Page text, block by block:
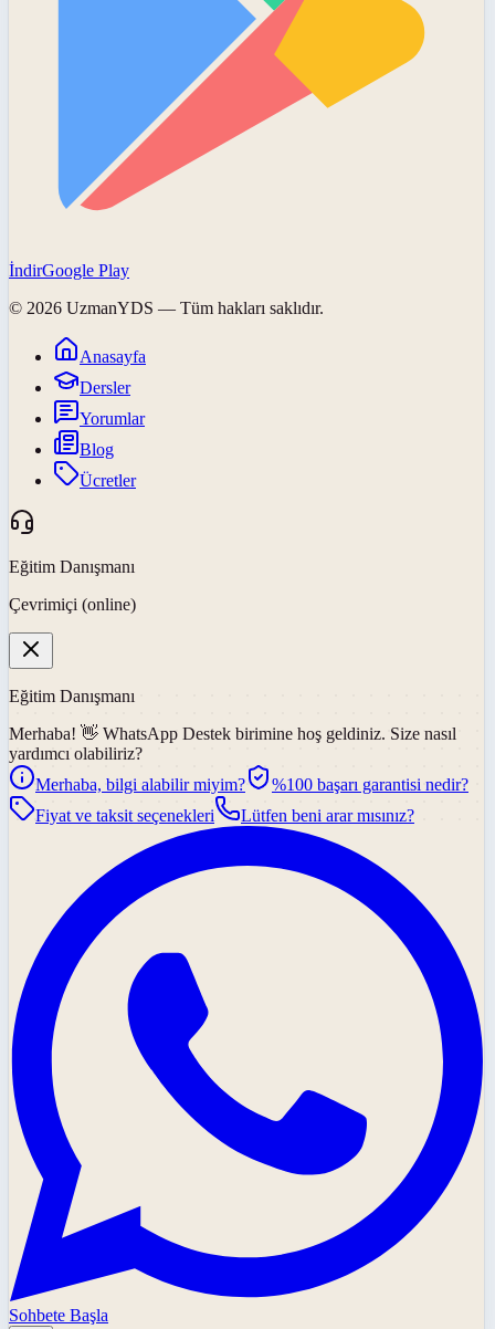
İndirGoogle Play
© 2026 UzmanYDS — Tüm hakları saklıdır.
Anasayfa
Dersler
Yorumlar
Blog
Ücretler
Eğitim Danışmanı
Çevrimiçi (online)
Eğitim Danışmanı
Merhaba! 👋 WhatsApp Destek birimine hoş geldiniz. Size nasıl
yardımcı olabiliriz?
Merhaba, bilgi alabilir miyim?
%100 başarı garantisi nedir?
Fiyat ve taksit seçenekleri
Lütfen beni arar mısınız?
Sohbete Başla